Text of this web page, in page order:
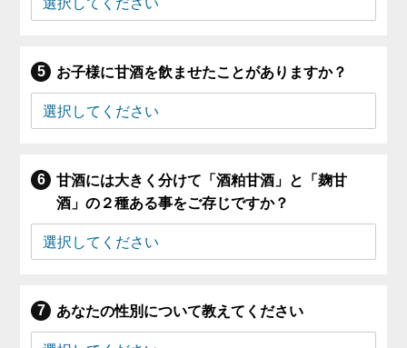
お子様に甘酒を飲ませたことがありますか？
甘酒には大きく分けて「酒粕甘酒」と「麹甘
酒」の２種ある事をご存じですか？
あなたの性別について教えてください